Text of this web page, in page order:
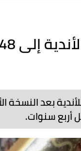
بعد النسخة
أربع سنوات.